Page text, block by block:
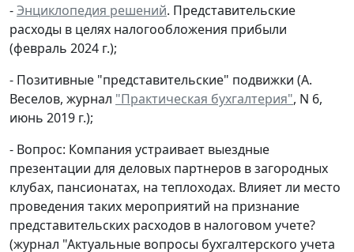
-Энциклопедия решений. Представительские
расходы в целях налогообложения прибыли
(февраль 2024 г.);
- Позитивные "представительские" подвижки (А.
Веселов, журнал "Практическая бухгалтерия", N 6,
июнь 2019 г.);
- Вопрос: Компания устраивает выездные
презентации для деловых партнеров в загородных
клубах, пансионатах, на теплоходах. Влияет ли место
проведения таких мероприятий на признание
представительских расходов в налоговом учете?
(журнал "Актуальные вопросы бухгалтерского учета